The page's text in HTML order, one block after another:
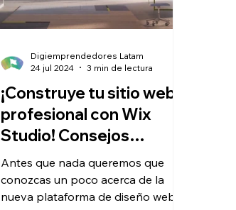
¡Construye tu sitio web
profesional con Wix
Studio! Consejos
imprescindibles para
emprendedores
digitales
Antes que nada queremos que
conozcas un poco acerca de la
nueva plataforma de diseño web
Digiemprendedores Latam
24 jul 2024
3 min de lectura